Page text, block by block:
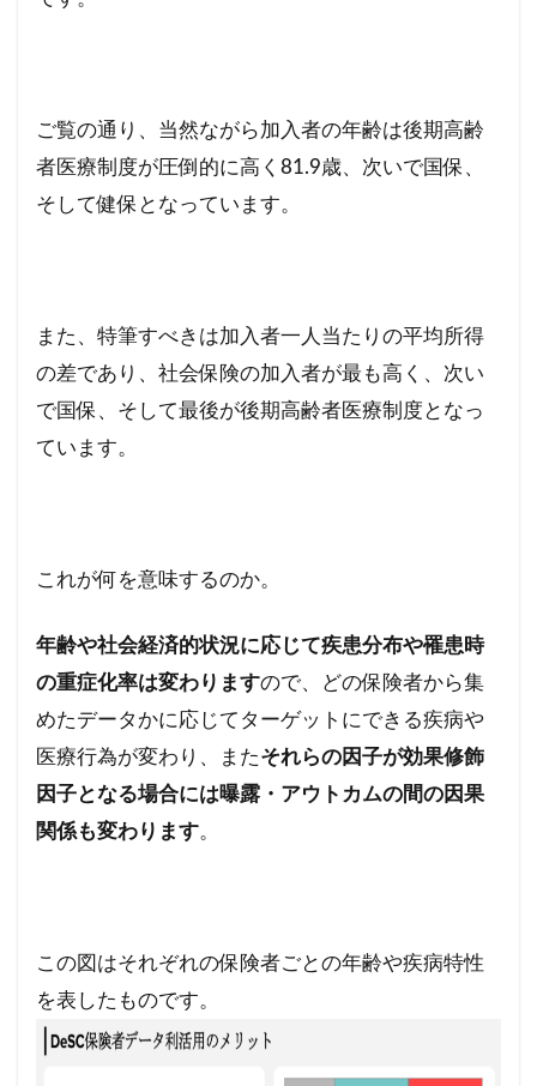
ご覧の通り、当然ながら加入者の年齢は後期高齢
者医療制度が圧倒的に高く81.9歳、次いで国保、
そして健保となっています。
また、特筆すべきは加入者一人当たりの平均所得
の差であり、社会保険の加入者が最も高く、次い
で国保、そして最後が後期高齢者医療制度となっ
ています。
これが何を意味するのか。
年齢や社会経済的状況に応じて疾患分布や罹患時
の重症化率は変わりますので、どの保険者から集
めたデータかに応じてターゲットにできる疾病や
医療行為が変わり、またそれらの因子が効果修飾
因子となる場合には曝露・アウトカムの間の因果
関係も変わります。
この図はそれぞれの保険者ごとの年齢や疾病特性
を表したものです。